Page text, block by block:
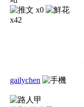
x0
x42
gailychen